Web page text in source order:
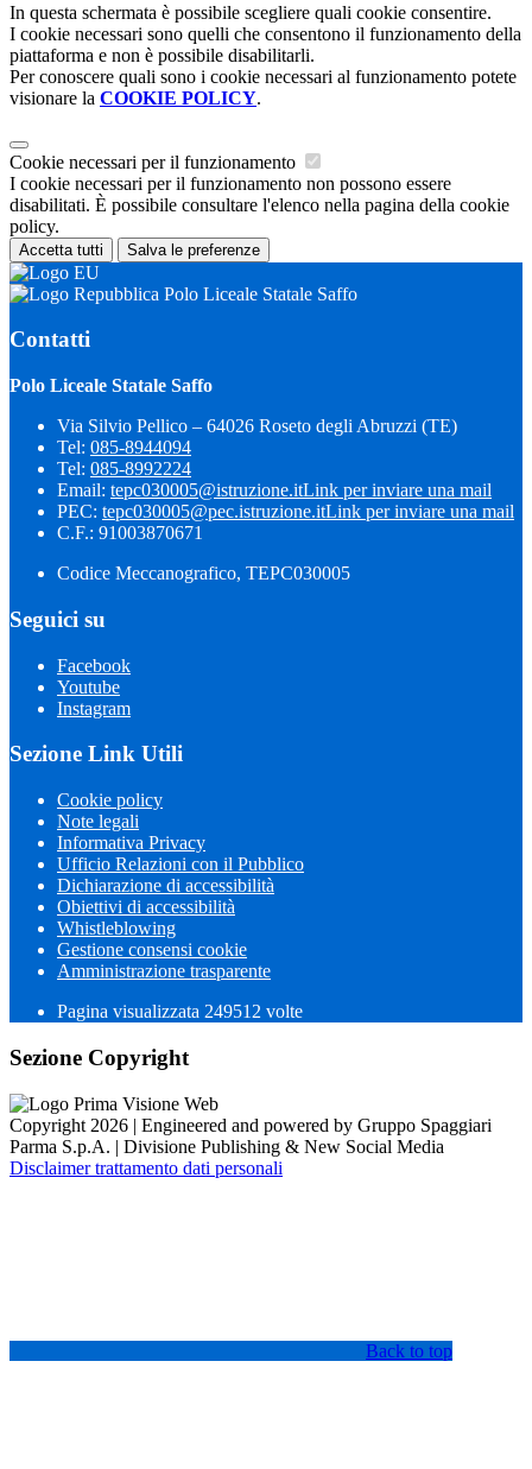
In questa schermata è possibile scegliere quali cookie consentire.
I cookie necessari sono quelli che consentono il funzionamento della
piattaforma e non è possibile disabilitarli.
Per conoscere quali sono i cookie necessari al funzionamento potete
visionare la COOKIE POLICY.
Cookie necessari per il funzionamento
I cookie necessari per il funzionamento non possono essere
disabilitati. È possibile consultare l'elenco nella pagina della cookie
policy.
Accetta tutti Salva le preferenze
Polo Liceale Statale Saffo
Contatti
Polo Liceale Statale Saffo
Via Silvio Pellico – 64026 Roseto degli Abruzzi (TE)
Tel: 085-8944094
Tel: 085-8992224
Email: tepc030005@istruzione.itLink per inviare una mail
PEC: tepc030005@pec.istruzione.itLink per inviare una mail
C.F.: 91003870671
Codice Meccanografico, TEPC030005
Seguici su
Facebook
Youtube
Instagram
Sezione Link Utili
Cookie policy
Note legali
Informativa Privacy
Ufficio Relazioni con il Pubblico
Dichiarazione di accessibilità
Obiettivi di accessibilità
Whistleblowing
Gestione consensi cookie
Amministrazione trasparente
Pagina visualizzata 249512 volte
Sezione Copyright
Copyright 2026 | Engineered and powered by Gruppo Spaggiari
Parma S.p.A. | Divisione Publishing & New Social Media
Disclaimer trattamento dati personali
Back to top